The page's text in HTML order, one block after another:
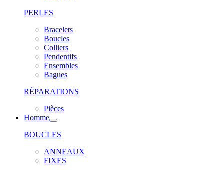
PERLES
Bracelets
Boucles
Colliers
Pendentifs
Ensembles
Bagues
RÉPARATIONS
Pièces
Homme
BOUCLES
ANNEAUX
FIXES